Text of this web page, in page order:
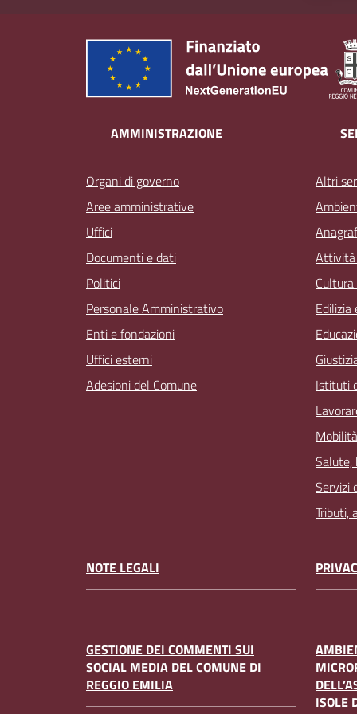
AMMINISTRAZIONE
Organi di governo
Aree amministrative
Uffici
Documenti e dati
Politici
Personale Amministrativo
Enti e fondazioni
Uffici esterni
Adesioni del Comune
Altri
Attività
Edilizia
Istituti
Salute,
Servizi
Tributi,
NOTE LEGALI
GESTIONE DEI COMMENTI SUI
SOCIAL MEDIA DEL COMUNE DI
REGGIO EMILIA
ISOLE